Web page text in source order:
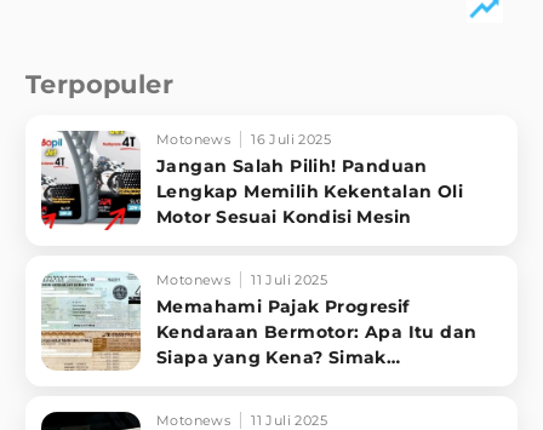
Terpopuler
Motonews 16 Juli 2025
Jangan Salah Pilih! Panduan
Lengkap Memilih Kekentalan Oli
Motor Sesuai Kondisi Mesin
Motonews 11 Juli 2025
Memahami Pajak Progresif
Kendaraan Bermotor: Apa Itu dan
Siapa yang Kena? Simak
Motonews 11 Juli 2025